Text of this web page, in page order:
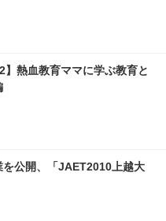
】熱血教育ママに学ぶ教育と
を公開、「JAET2010上越大